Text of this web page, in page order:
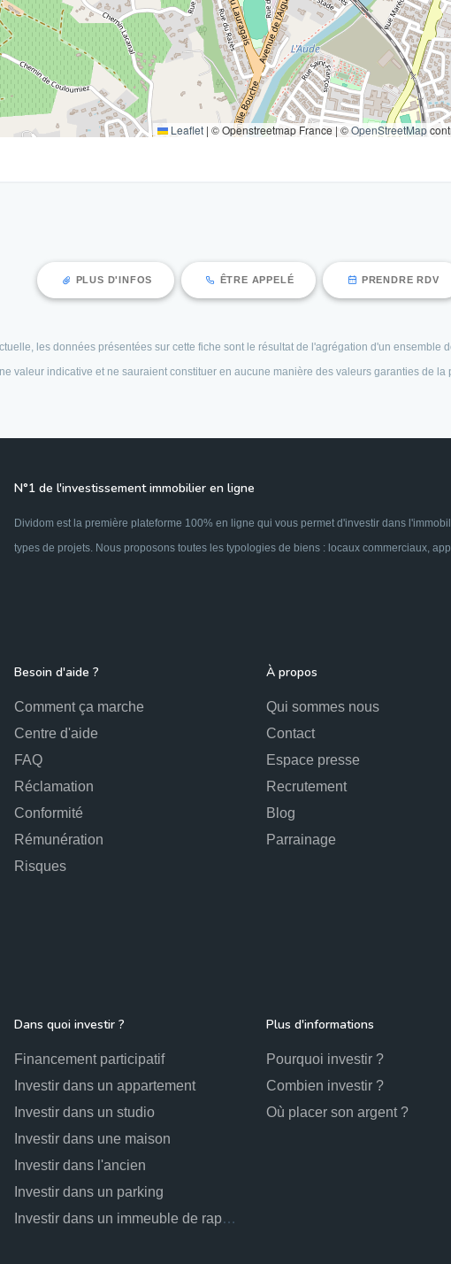
Leaflet | © Openstreetmap France | ©OpenStreetMap
PLUS D'INFOS ÊTRE APPELÉ PRENDRE RDV
les données présentées sur cette fiche sont le résultat de l'agrégation d'un ensemble
valeur indicative et ne sauraient constituer en aucune manière des valeurs garanties de la
N°1 de l'investissement immobilier en ligne
Dividom est la première plateforme 100% en ligne qui vous permet d'investir dans
types de projets. Nous proposons toutes les typologies de biens : locaux commerciaux,
Besoin d'aide ?
Comment ça marche
Centre d'aide
FAQ
Réclamation
Conformité
Rémunération
Risques
À propos
Qui sommes nous
Contact
Espace presse
Recrutement
Blog
Parrainage
Dans quoi investir ?
Financement participatif
Investir dans un appartement
Investir dans un studio
Investir dans une maison
Investir dans l'ancien
Investir dans un parking
Investir dans un immeuble de rapport
Plus d'informations
Pourquoi investir ?
Combien investir ?
Où placer son argent ?